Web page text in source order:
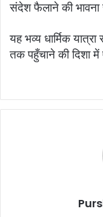
संदेश फैलाने की भावना
यह भव्य धार्मिक
तक पहुँचाने की दिशा में